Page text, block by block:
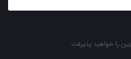
را خواهید پذیرفت.